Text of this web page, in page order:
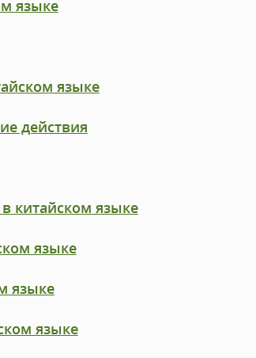
языке
языке
действия
китайском языке
языке
языке
языке